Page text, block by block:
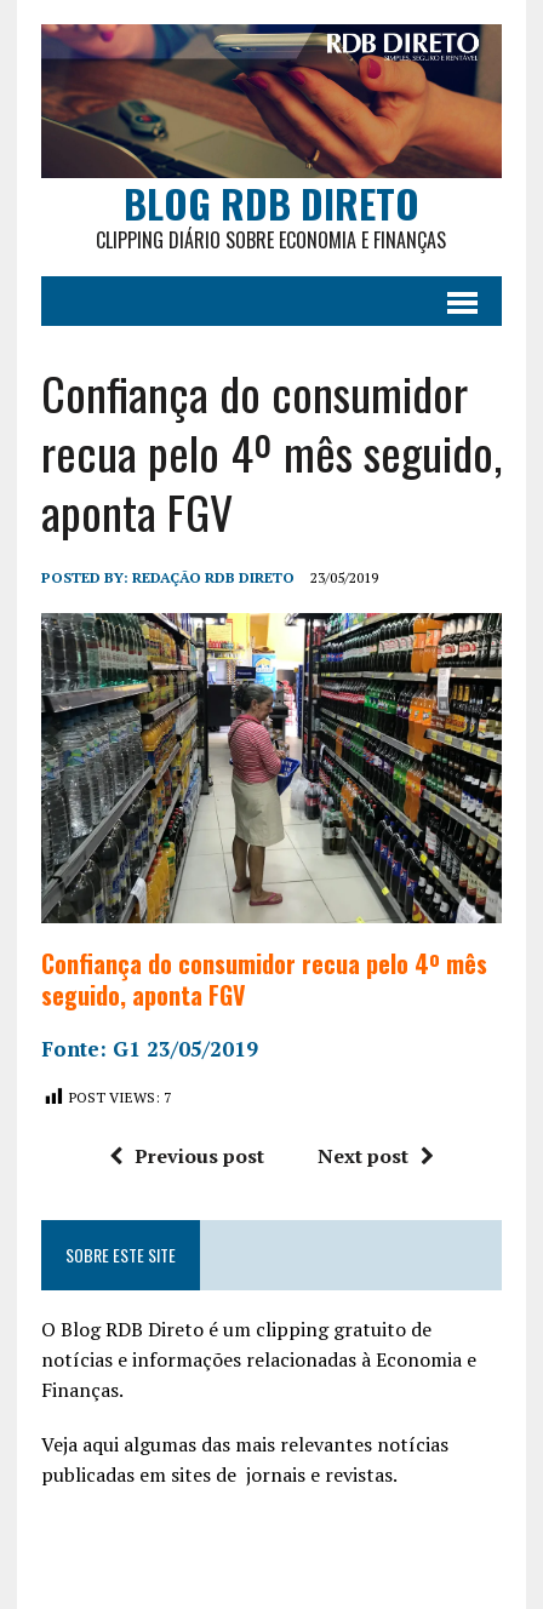
BLOG RDB DIRETO
CLIPPING DIÁRIO SOBRE ECONOMIA E FINANÇAS
Confiança do consumidor
recua pelo 4º mês seguido,
aponta FGV
POSTED BY: REDAÇÃO RDB DIRETO 23/05/2019
Confiança do consumidor recua pelo 4º mês
seguido, aponta FGV
Fonte: G1 23/05/2019
POST VIEWS: 7
Previous post Next post
SOBRE ESTE SITE
O Blog RDB Direto é um clipping gratuito de
notícias e informações relacionadas à Economia e
Finanças.
Veja aqui algumas das mais relevantes notícias
publicadas em sites de jornais e revistas.